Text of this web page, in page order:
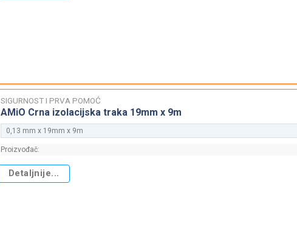
SIGURNOST I PRVA POMOĆ
AMiO Crna izolacijska traka 19mm x 9m
0,13 mm x 19mm x 9m
Proizvođač:
Detaljnije...